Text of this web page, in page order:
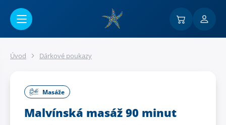
Úvod Dárkové poukazy
Masáže
Malvínská masáž 90 minut